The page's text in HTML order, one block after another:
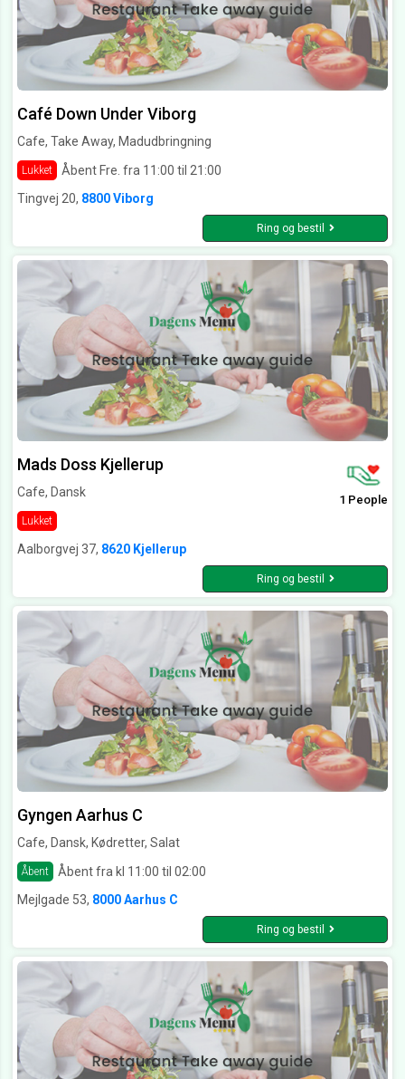
Café Down Under Viborg
Cafe, Take Away, Madudbringning
Lukket
Åbent Fre. fra 11:00 til 21:00
Tingvej 20, 8800 Viborg
Ring og bestil
Mads Doss Kjellerup
Cafe, Dansk
Lukket
1 People
Aalborgvej 37, 8620 Kjellerup
Ring og bestil
Gyngen Aarhus C
Cafe, Dansk, Kødretter, Salat
Åbent
Åbent fra kl 11:00 til 02:00
Mejlgade 53, 8000 Aarhus C
Ring og bestil